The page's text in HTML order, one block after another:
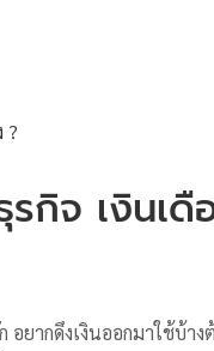
รกิจ เงินเ
อยากดึงเงินออกมาใช้บ้า